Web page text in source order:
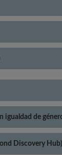
igualdad de
Discovery Hub)